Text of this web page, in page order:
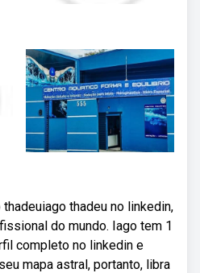
thadeu no linkedin,
do mundo. Iago tem 1
completo no linkedin e
mapa astral, portanto, libra